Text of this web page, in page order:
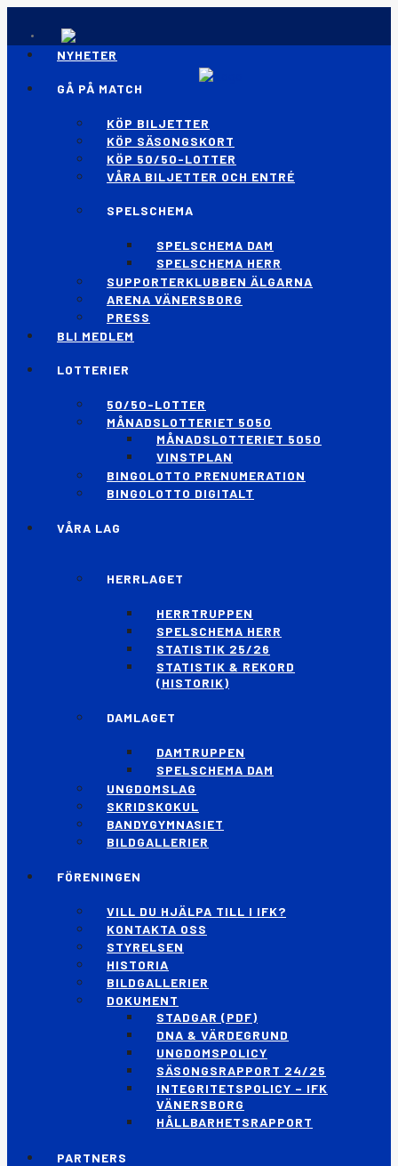
NYHETER
GÅ PÅ MATCH
KÖP BILJETTER
KÖP SÄSONGSKORT
KÖP 50/50-LOTTER
VÅRA BILJETTER OCH ENTRÉ
SPELSCHEMA
SPELSCHEMA DAM
SPELSCHEMA HERR
SUPPORTERKLUBBEN ÄLGARNA
ARENA VÄNERSBORG
PRESS
BLI MEDLEM
LOTTERIER
50/50-LOTTER
MÅNADSLOTTERIET 5050
MÅNADSLOTTERIET 5050
VINSTPLAN
BINGOLOTTO PRENUMERATION
BINGOLOTTO DIGITALT
VÅRA LAG
HERRLAGET
HERRTRUPPEN
SPELSCHEMA HERR
STATISTIK 25/26
STATISTIK & REKORD
(HISTORIK)
DAMLAGET
DAMTRUPPEN
SPELSCHEMA DAM
UNGDOMSLAG
SKRIDSKOKUL
BANDYGYMNASIET
BILDGALLERIER
FÖRENINGEN
VILL DU HJÄLPA TILL I IFK?
KONTAKTA OSS
STYRELSEN
HISTORIA
BILDGALLERIER
DOKUMENT
STADGAR (PDF)
DNA & VÄRDEGRUND
UNGDOMSPOLICY
SÄSONGSRAPPORT 24/25
INTEGRITETSPOLICY – IFK
VÄNERSBORG
HÅLLBARHETSRAPPORT
PARTNERS